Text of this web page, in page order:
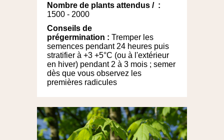
Nombre de plants attendus / :
1500 - 2000
Conseils de
prégermination : Tremper les
semences pendant 24 heures puis
stratifier à +3 +5°C (ou à l'extérieur
en hiver) pendant 2 à 3 mois ; semer
dès que vous observez les
premières radicules